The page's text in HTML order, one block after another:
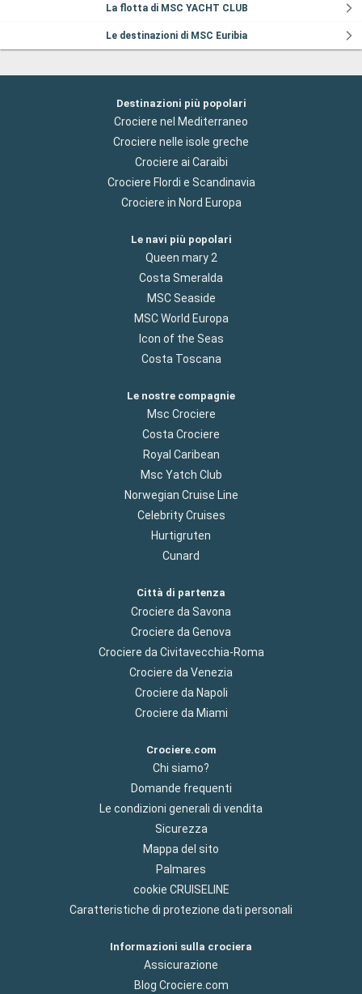
La flotta di MSC YACHT CLUB
Le destinazioni di MSC Euribia
Destinazioni più popolari
Crociere nel Mediterraneo
Crociere nelle isole greche
Crociere ai Caraibi
Crociere Flordi e Scandinavia
Crociere in Nord Europa
Le navi più popolari
Queen mary 2
Costa Smeralda
MSC Seaside
MSC World Europa
Icon of the Seas
Costa Toscana
Le nostre compagnie
Msc Crociere
Costa Crociere
Royal Caribean
Msc Yatch Club
Norwegian Cruise Line
Celebrity Cruises
Hurtigruten
Cunard
Città di partenza
Crociere da Savona
Crociere da Genova
Crociere da Civitavecchia-Roma
Crociere da Venezia
Crociere da Napoli
Crociere da Miami
Crociere.com
Chi siamo?
Domande frequenti
Le condizioni generali di vendita
Sicurezza
Mappa del sito
Palmares
cookie CRUISELINE
Caratteristiche di protezione dati personali
Informazioni sulla crociera
Assicurazione
Blog Crociere.com